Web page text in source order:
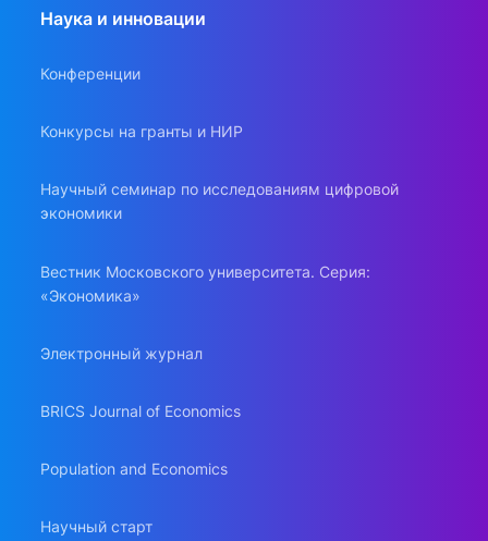
Наука и инновации
Конференции
Конкурсы на гранты и НИР
Научный семинар по исследованиям цифровой
экономики
Вестник Московского университета. Серия:
«Экономика»
Электронный журнал
BRICS Journal of Economics
Population and Economics
Научный старт